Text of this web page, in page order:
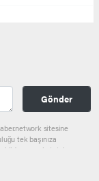
Gönder
sitesine
tek başınıza
sorumlu tutulamaz.